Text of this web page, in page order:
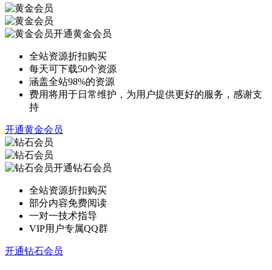
开通黄金会员
全站资源折扣购买
每天可下载50个资源
涵盖全站98%的资源
费用将用于日常维护，为用户提供更好的服务，感谢支
持
开通黄金会员
开通钻石会员
全站资源折扣购买
部分内容免费阅读
一对一技术指导
VIP用户专属QQ群
开通钻石会员